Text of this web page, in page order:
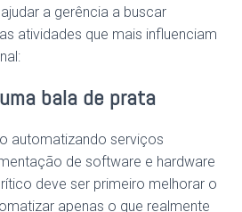
a gerência a buscar
atividades que mais influenciam
bala de prata
automatizando serviços
de software e hardware
deve ser primeiro melhorar o
apenas o que realmente